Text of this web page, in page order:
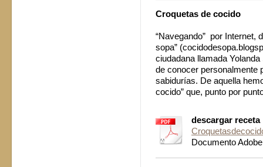
Croquetas de cocido
“Navegando” por Internet,
sopa”
ciudadana llamada
de conocer personalmente
sabidurías. De aquella
cocido” que, punto por
descargar receta
Documento